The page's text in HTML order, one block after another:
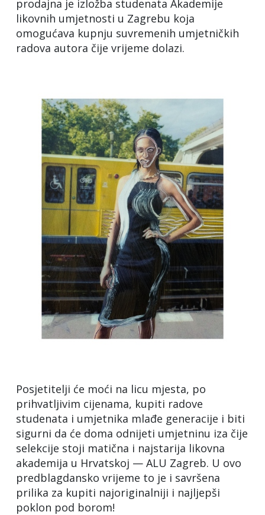
prodajna je izložba studenata Akademije
likovnih umjetnosti u Zagrebu koja
omogućava kupnju suvremenih umjetničkih
radova autora čije vrijeme dolazi.
Posjetitelji će moći na licu mjesta, po
prihvatljivim cijenama, kupiti radove
studenata i umjetnika mlađe generacije i biti
sigurni da će doma odnijeti umjetninu iza čije
selekcije stoji matična i najstarija likovna
akademija u Hrvatskoj — ALU Zagreb. U ovo
predblagdansko vrijeme to je i savršena
prilika za kupiti najoriginalniji i najljepši
poklon pod borom!